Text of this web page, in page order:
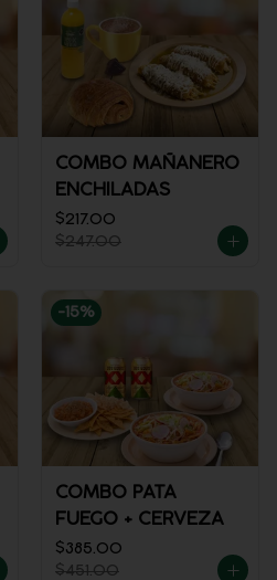
COMBO MAÑANERO
ENCHILADAS
$217.00
$247.00
-15%
COMBO PATA
FUEGO + CERVEZA
$385.00
$451.00